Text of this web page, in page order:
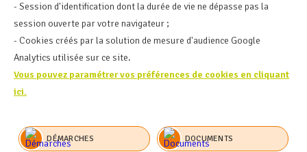
- Session d'identification dont la durée de vie ne dépasse pas la
session ouverte par votre navigateur ;
- Cookies créés par la solution de mesure d'audience Google
Analytics utilisée sur ce site.
Vous pouvez paramétrer vos préférences de cookies en cliquant
ici.
DÉMARCHES DOCUMENTS